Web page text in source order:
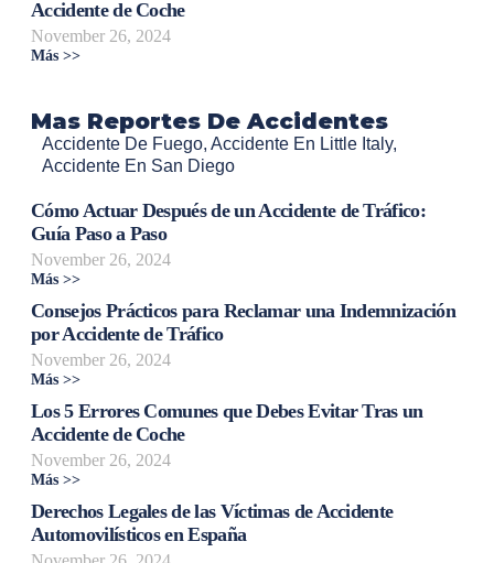
Accidente de Coche
November 26, 2024
Más >>
Mas Reportes De Accidentes
Accidente De Fuego, Accidente En Little Italy,
Accidente En San Diego
Cómo Actuar Después de un Accidente de Tráfico:
Guía Paso a Paso
November 26, 2024
Más >>
Consejos Prácticos para Reclamar una Indemnización
por Accidente de Tráfico
November 26, 2024
Más >>
Los 5 Errores Comunes que Debes Evitar Tras un
Accidente de Coche
November 26, 2024
Más >>
Derechos Legales de las Víctimas de Accidente
Automovilísticos en España